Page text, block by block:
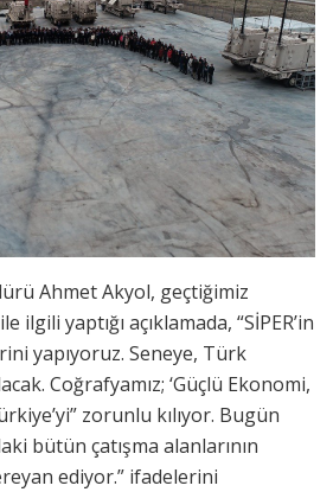
Ahmet Akyol, geçtiğimiz
ilgili yaptığı açıklamada, “SİPER’in
yapıyoruz. Seneye, Türk
Coğrafyamız; ‘Güçlü Ekonomi,
zorunlu kılıyor. Bugün
bütün çatışma alanlarının
ediyor.” ifadelerini